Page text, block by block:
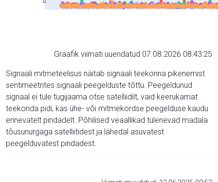
Graafik viimati uuendatud 07.08.2026 08:43:25
Signaali mitmeteelisus näitab signaali teekonna pikenemist
sentimeetrites signaali peegelduste tõttu. Peegeldunud
signaal ei tule tugijaama otse satelliidilt, vaid keerukamat
teekonda pidi, kas ühe- või mitmekordse peegelduse kaudu
erinevatelt pindadelt. Põhilised veaallikad tulenevad madala
tõusunurgaga satelliitidest ja lähedal asuvatest
peegelduvatest pindadest.